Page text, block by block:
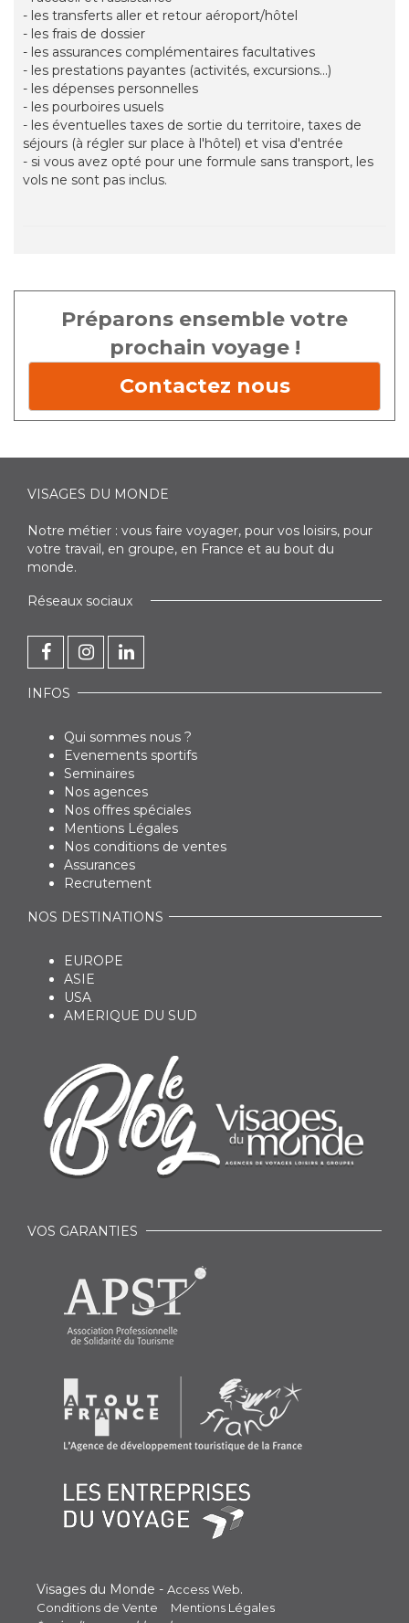
- les transferts aller et retour aéroport/hôtel
- les frais de dossier
- les assurances complémentaires facultatives
- les prestations payantes (activités, excursions...)
- les dépenses personnelles
- les pourboires usuels
- les éventuelles taxes de sortie du territoire, taxes de
séjours (à régler sur place à l'hôtel) et visa d'entrée
- si vous avez opté pour une formule sans transport, les
vols ne sont pas inclus.
Préparons ensemble votre
prochain voyage !
Contactez nous
VISAGES DU MONDE
Notre métier : vous faire voyager, pour vos loisirs, pour
votre travail, en groupe, en France et au bout du
monde.
Réseaux sociaux
INFOS
Qui sommes nous ?
Evenements sportifs
Seminaires
Nos agences
Nos offres spéciales
Mentions Légales
Nos conditions de ventes
Assurances
Recrutement
NOS DESTINATIONS
EUROPE
ASIE
USA
AMERIQUE DU SUD
VOS GARANTIES
Visages du Monde - Access Web.
Conditions de Vente Mentions Légales